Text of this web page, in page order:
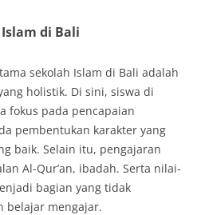
di Bali
sekolah Islam di Bali adalah
holistik. Di sini, siswa di
fokus pada pencapaian
pembentukan karakter yang
baik. Selain itu, pengajaran
Al-Qur’an, ibadah. Serta nilai-
bagian yang tidak
belajar mengajar.